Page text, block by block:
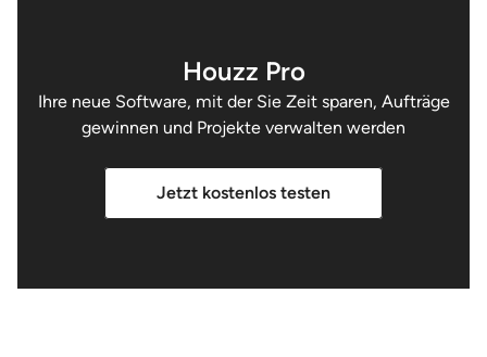
Houzz Pro
Ihre neue Software, mit der Sie Zeit sparen, Aufträge
gewinnen und Projekte verwalten werden
Jetzt kostenlos testen